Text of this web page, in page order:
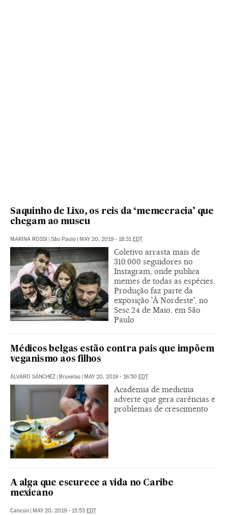
Saquinho de Lixo, os reis da ‘memecracia’ que
chegam ao museu
MARINA ROSSI São Paulo MAY 20, 2019 - 18:31 EDT
Coletivo arrasta mais de
310.000 seguidores no
Instagram, onde publica
memes de todas as espécies.
Produção faz parte da
exposição 'À Nordeste', no
Sesc 24 de Maio, em São
Paulo
Médicos belgas estão contra pais que impõem
veganismo aos filhos
ÁLVARO SÁNCHEZ Bruxelas MAY 20, 2019 - 16:50 EDT
Academia de medicina
adverte que gera carências e
problemas de crescimento
A alga que escurece a vida no Caribe
mexicano
Cancún MAY 20, 2019 - 15:53 EDT